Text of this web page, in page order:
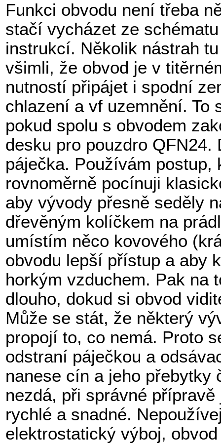
Funkci obvodu není třeba
stačí vycházet ze
instrukcí. Několik nástrah
všimli, že obvod je v
nutností připájet i spodní
chlazení a vf uzemnění. To
pokud spolu s obvodem
desku pro pouzdro
páječka. Používám
rovnoměrně pocínuji
aby vývody přesně seděly
dřevěným kolíčkem na
umístím něco kovového
obvodu lepší přístup a aby
horkým vzduchem. Pak na
dlouho, dokud si obvod
Může se stát, že některý
propojí to, co nemá. Proto
odstraní páječkou a
nanese cín a jeho přebytky
nezdá, při správné
rychlé a snadné.
elektrostatický výboj,